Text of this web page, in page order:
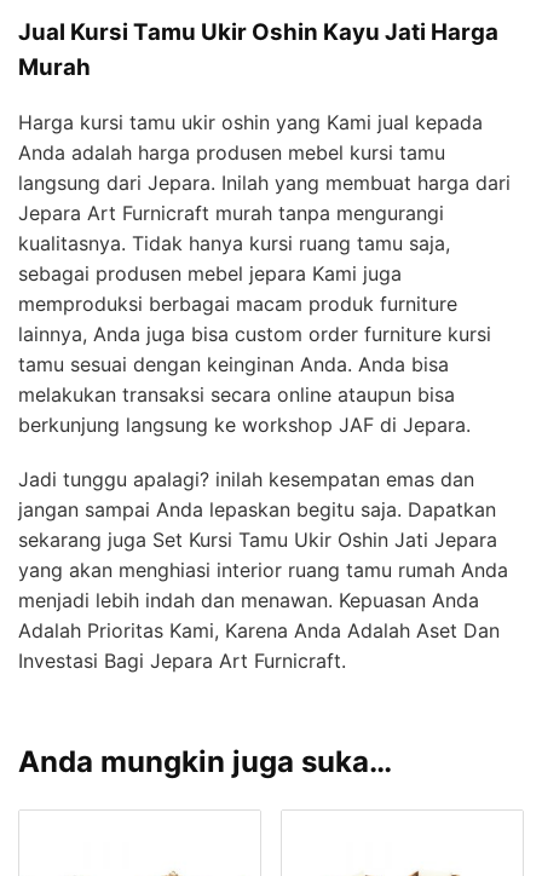
Jual Kursi Tamu Ukir Oshin Kayu Jati Harga
Murah
Harga kursi tamu ukir oshin yang Kami jual kepada
Anda adalah harga produsen mebel kursi tamu
langsung dari Jepara. Inilah yang membuat harga dari
Jepara Art Furnicraft murah tanpa mengurangi
kualitasnya. Tidak hanya kursi ruang tamu saja,
sebagai produsen mebel jepara Kami juga
memproduksi berbagai macam produk furniture
lainnya, Anda juga bisa custom order furniture kursi
tamu sesuai dengan keinginan Anda. Anda bisa
melakukan transaksi secara online ataupun bisa
berkunjung langsung ke workshop JAF di Jepara.
Jadi tunggu apalagi? inilah kesempatan emas dan
jangan sampai Anda lepaskan begitu saja. Dapatkan
sekarang juga Set Kursi Tamu Ukir Oshin Jati Jepara
yang akan menghiasi interior ruang tamu rumah Anda
menjadi lebih indah dan menawan. Kepuasan Anda
Adalah Prioritas Kami, Karena Anda Adalah Aset Dan
Investasi Bagi Jepara Art Furnicraft.
Anda mungkin juga suka…